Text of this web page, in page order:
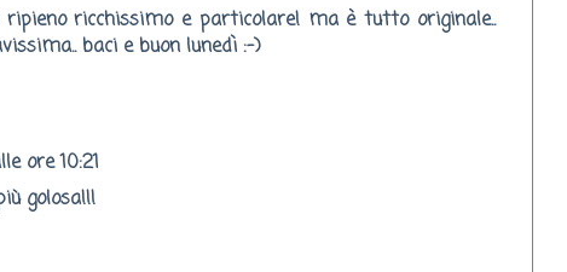
ripieno ricchissimo e particolare! ma è tutto originale..
baci e buon lunedì :-)
ore 10:21
golosa!!!